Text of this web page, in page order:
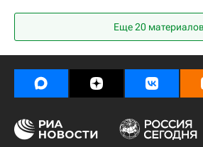
Чемпионат Испании по футболу
Барселона
Жерар Пике
Андрес Иньеста
Еще 20 материалов